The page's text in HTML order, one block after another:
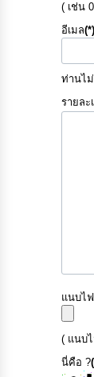
( เช่น
อีเมล(*)
ท่านไ
รายละ
แนบไ
( แนบ
นี่คือ ?